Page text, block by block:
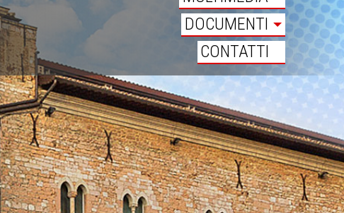
DOCUMENTI
CONTATTI